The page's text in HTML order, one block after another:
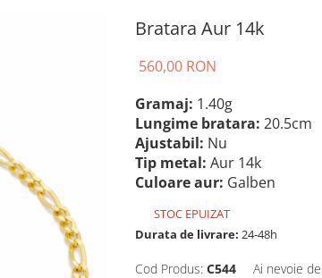
Bratara Aur 14k
560,00 RON
Gramaj: 1.40g
Lungime bratara: 20.5cm
Ajustabil: Nu
Tip metal: Aur 14k
Culoare aur: Galben
STOC EPUIZAT
Durata de livrare: 24-48h
Cod Produs: C544 Ai nevoie